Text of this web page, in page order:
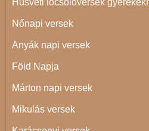
Nőnapi versek
Anyák napi versek
Föld Napja
Márton napi versek
Mikulás versek